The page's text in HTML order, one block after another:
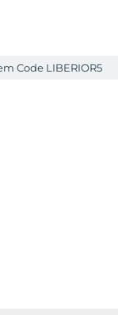
Code LIBERIOR5